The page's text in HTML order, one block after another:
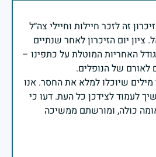
זה לזכר חיילות וחיילי צה״ל
יום הזיכרון לאחר שנתיים
האחריות המוטלת על כתפינו –
מילים שיוכלו למלא את החסר. אנו
לעמוד לצידכן כל העת. דעו כי
כולה, ומורשתם ממשיכה